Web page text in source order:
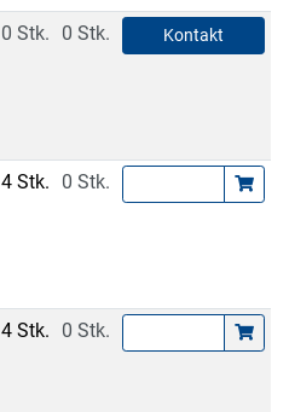
0 Stk. 0 Stk. Kontakt
4 Stk. 0 Stk.
4 Stk. 0 Stk.